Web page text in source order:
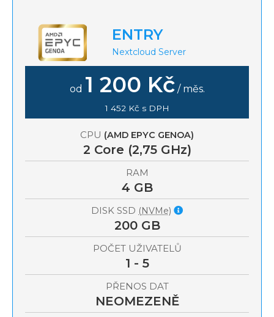
ENTRY
Nextcloud Server
od 1 200 Kč/ měs.
1 452 Kč s DPH
CPU (AMD EPYC GENOA)
2 Core (2,75 GHz)
RAM
4 GB
DISK SSD (NVMe)
200 GB
POČET UŽIVATELŮ
1 - 5
PŘENOS DAT
NEOMEZENĚ